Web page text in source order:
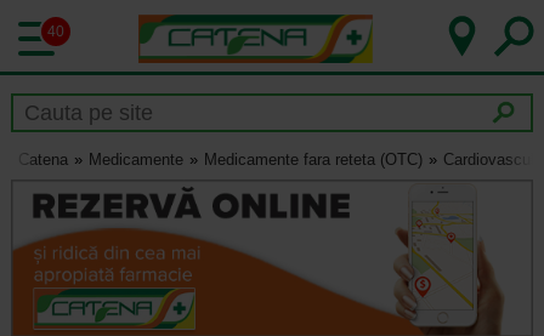
40
Catena Medicamente Medicamente fara reteta (OTC)